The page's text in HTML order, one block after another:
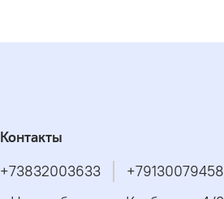
Контакты
+73832003633
+79130079458